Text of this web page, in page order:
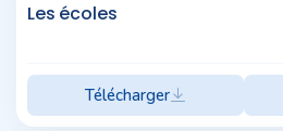
Les écoles
Télécharger